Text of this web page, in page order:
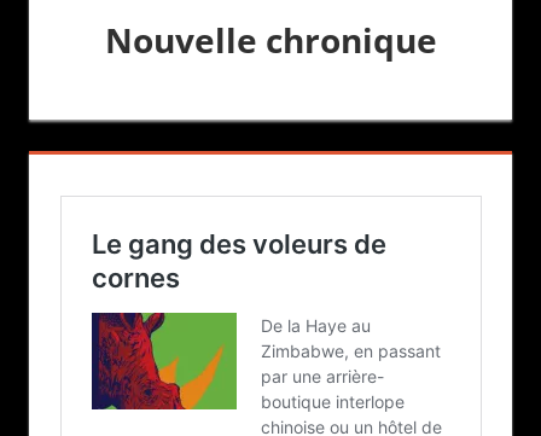
Nouvelle chronique